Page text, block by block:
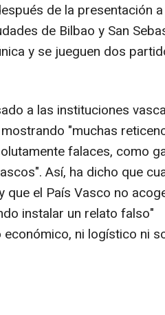
de la presentación
de Bilbao y San
y se jueguen dos
a las instituciones
"muchas
falaces, como
Así, ha dicho que
que el País Vasco no
instalar un relato falso"
ni logístico ni